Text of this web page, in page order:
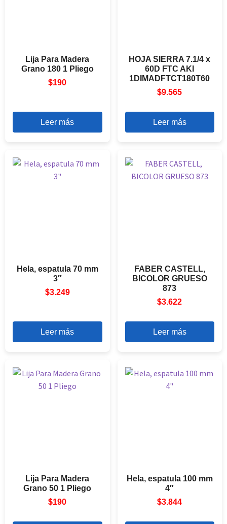
Lija Para Madera
Grano 180 1 Pliego
$190
Leer más
HOJA SIERRA 7.1/4 x
60D FTC AKI
1DIMADFTCT180T60
$9.565
Leer más
Hela, espatula 70 mm
3″
$3.249
Leer más
FABER CASTELL,
BICOLOR GRUESO
873
$3.622
Leer más
Lija Para Madera
Grano 50 1 Pliego
$190
Hela, espatula 100 mm
4″
$3.844